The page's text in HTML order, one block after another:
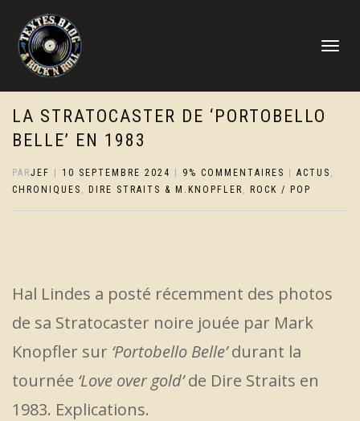
DÉPLIER
LA STRATOCASTER DE ‘PORTOBELLO
BELLE’ EN 1983
PARJEF 10 SEPTEMBRE 2024 9% COMMENTAIRES ACTUS ,
CHRONIQUES , DIRE STRAITS & M.KNOPFLER , ROCK / POP
Hal Lindes a posté récemment des photos
de sa Stratocaster noire jouée par Mark
Knopfler sur ‘Portobello Belle’durant la
tournée ‘Love over gold’de Dire Straits en
1983. Explications.